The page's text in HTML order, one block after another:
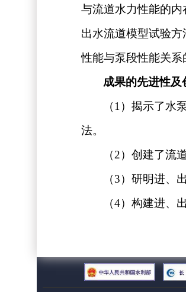
与流道水力性能的
出水流道模型试验
性能与泵段性能关系
成果的先进性及
（1 ）揭示了水
法。
（2）创建了流
（3）研明进、
（4）构建进、